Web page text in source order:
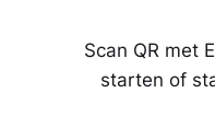
Scan QR met
starten of